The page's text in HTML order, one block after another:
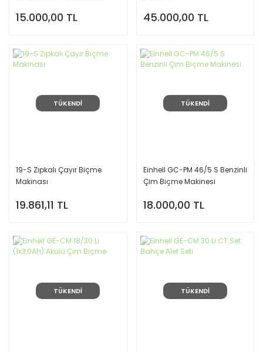
15.000,00 TL 45.000,00 TL
TÜKENDİ
19-S Zıpkalı Çayır Biçme
Makinası
19.861,11 TL
TÜKENDİ
Einhell GC-PM 46/5 S Benzinli
Çim Biçme Makinesi
18.000,00 TL
TÜKENDİ TÜKENDİ